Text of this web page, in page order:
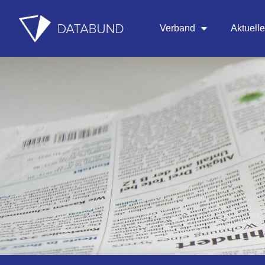
Verband